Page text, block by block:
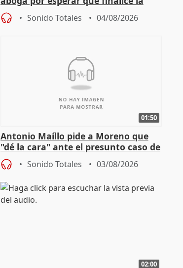
investigación del incendio
Sonido Totales 04/08/2026
01:50
Antonio Maíllo pide a Moreno que
"dé la cara" ante el presunto caso de
acoso del CEO de ADM
Sonido Totales 03/08/2026
02:00